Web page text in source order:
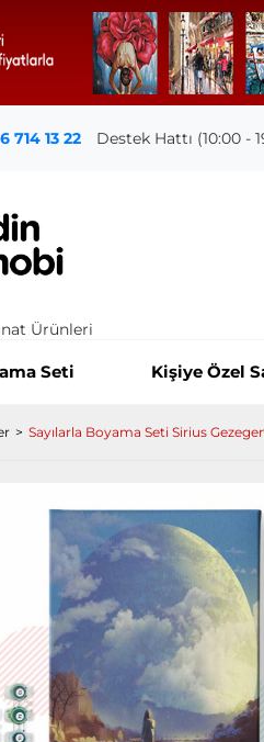
714 13 22 Destek Hattı (10:00 -
Ürünleri
Seti Kişiye Özel
Sayılarla Boyama Seti Sirius